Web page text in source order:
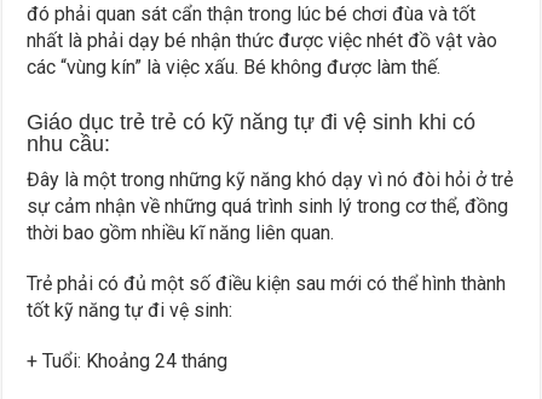
đó phải quan sát cẩn thận trong lúc bé chơi đùa và tốt
nhất là phải dạy bé nhận thức được việc nhét đồ vật vào
các “vùng kín” là việc xấu. Bé không được làm thế.
Giáo dục trẻ trẻ có kỹ năng tự đi vệ sinh khi có
nhu cầu:
Đây là một trong những kỹ năng khó dạy vì nó đòi hỏi ở trẻ
sự cảm nhận về những quá trình sinh lý trong cơ thể, đồng
thời bao gồm nhiều kĩ năng liên quan.
Trẻ phải có đủ một số điều kiện sau mới có thể hình thành
tốt kỹ năng tự đi vệ sinh:
+ Tuổi: Khoảng 24 tháng